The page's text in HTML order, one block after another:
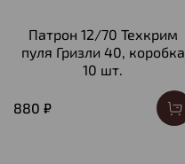
Патрон 12/70 Техкрим
пуля Гризли 40, коробка
10 шт.
880 ₽